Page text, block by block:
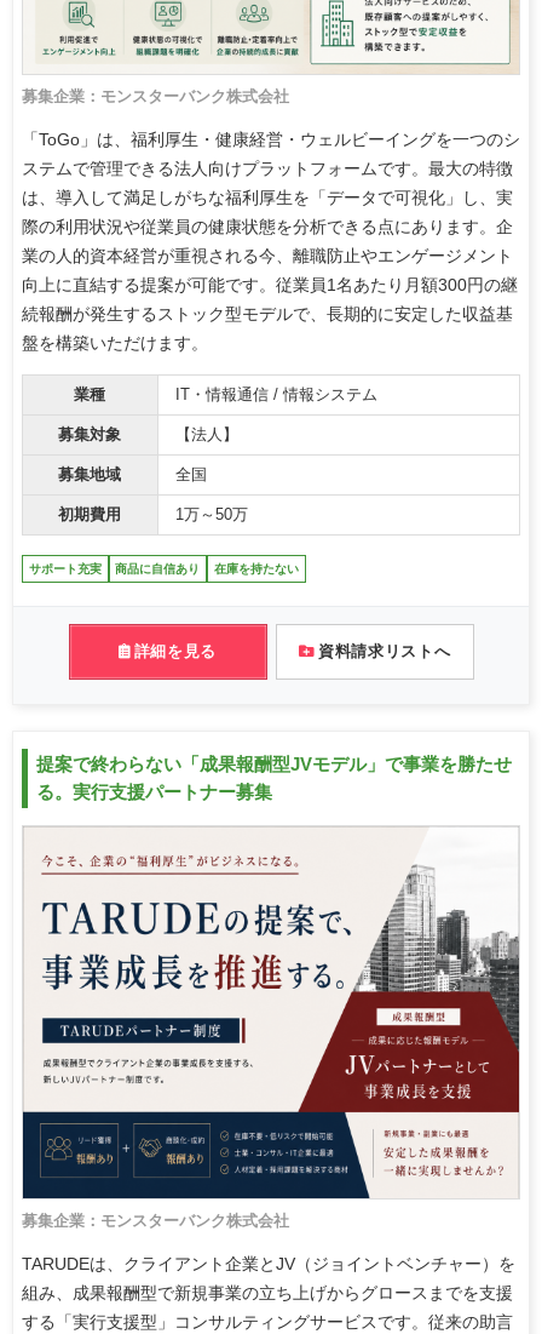
募集企業：モンスターバンク株式会社
「ToGo」は、福利厚生・健康経営・ウェルビーイングを一つのシ
ステムで管理できる法人向けプラットフォームです。最大の特徴
は、導入して満足しがちな福利厚生を「データで可視化」し、実
際の利用状況や従業員の健康状態を分析できる点にあります。企
業の人的資本経営が重視される今、離職防止やエンゲージメント
向上に直結する提案が可能です。従業員1名あたり月額300円の継
続報酬が発生するストック型モデルで、長期的に安定した収益基
盤を構築いただけます。
業種 IT・情報通信 / 情報システム
募集対象 【法人】
募集地域 全国
初期費用 1万～50万
サポート充実 商品に自信あり 在庫を持たない
詳細を見る 資料請求リストへ
提案で終わらない「成果報酬型JVモデル」で事業を勝たせ
る。実行支援パートナー募集
募集企業：モンスターバンク株式会社
TARUDEは、クライアント企業とJV（ジョイントベンチャー）を
組み、成果報酬型で新規事業の立ち上げからグロースまでを支援
する「実行支援型」コンサルティングサービスです。従来の助言